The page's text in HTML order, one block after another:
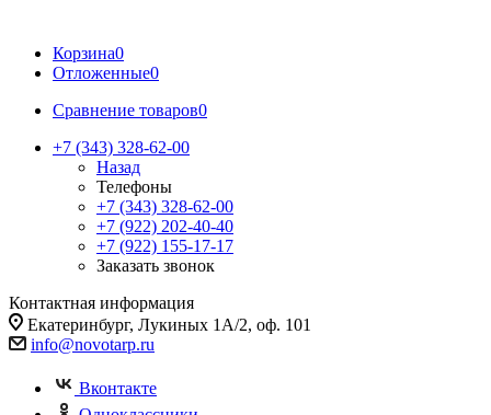
Корзина0
Отложенные0
Сравнение товаров0
+7 (343) 328-62-00
Назад
Телефоны
+7 (343) 328-62-00
+7 (922) 202-40-40
+7 (922) 155-17-17
Заказать звонок
Контактная информация
Екатеринбург, Лукиных 1А/2, оф. 101
info@novotarp.ru
Вконтакте